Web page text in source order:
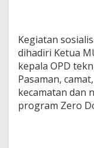
Kegiatan
dihadiri Ketua
kepala OPD
Pasaman,
kecamatan dan
program Zero